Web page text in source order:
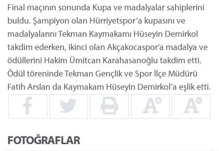
Final maçının sonunda Kupa ve madalyalar sahiplerini
buldu. Şampiyon olan Hürriyetspor’a kupasını ve
madalyalarını Tekman Kaymakamı Hüseyin Demirkol
takdim ederken, ikinci olan Akçakocaspor'a madalya ve
ödüllerini Hakim Ümitcan Karahasanoğlu takdim etti.
Ödül töreninde Tekman Gençlik ve Spor İlçe Müdürü
Fatih Arslan da Kaymakam Hüseyin Demirkol’a eşlik etti.
FOTOĞRAFLAR